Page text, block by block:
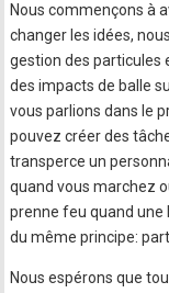
Nous commençons à
changer les idées,
gestion des particules
des impacts de balle
vous parlions dans le
pouvez créer des
transperce un
quand vous marchez
prenne feu quand une
du même principe:
Nous espérons que